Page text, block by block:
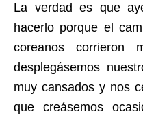
La verdad es que
hacerlo porque el
coreanos corrieron
desplegásemos
muy cansados y nos
que creásemos